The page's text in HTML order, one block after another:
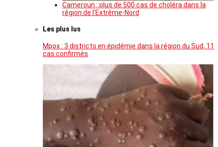
Cameroun : plus de 500 cas de choléra dans la
région de l’Extrême-Nord
Les plus lus
Mpox : 3 districts en épidémie dans la région du Sud, 11
cas confirmés